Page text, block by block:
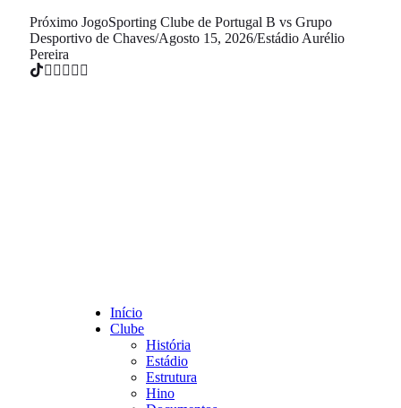
Próximo JogoSporting Clube de Portugal B vs Grupo
Desportivo de Chaves/Agosto 15, 2026/Estádio Aurélio
Pereira
Início
Clube
História
Estádio
Estrutura
Hino